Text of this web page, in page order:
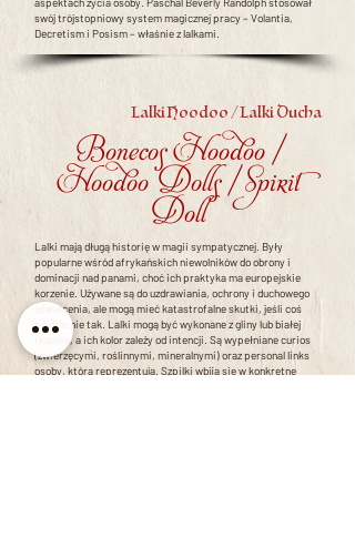
swój trójstopniowy system magicznej pracy – Volantia,
Decretism i Posism – właśnie z lalkami.
Lalki Hoodoo / Lalki Ducha
Bonecos Hoodoo /
Hoodoo Dolls / Spirit
Doll
Lalki mają długą historię w magii sympatycznej. Były
popularne wśród afrykańskich niewolników do obrony i
dominacji nad panami, choć ich praktyka ma europejskie
korzenie. Używane są do uzdrawiania, ochrony i duchowego
oświecenia, ale mogą mieć katastrofalne skutki, jeśli coś
pójdzie nie tak. Lalki mogą być wykonane z gliny lub białej
tkaniny, a ich kolor zależy od intencji. Są wypełniane curios
(zwierzęcymi, roślinnymi, mineralnymi) oraz personal links
osoby, którą reprezentują. Szpilki wbija się w konkretne